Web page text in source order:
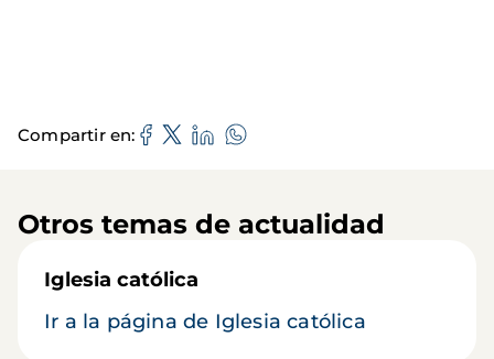
Compartir en
Otros temas de actualidad
Iglesia católica
Ir a la página de Iglesia católica